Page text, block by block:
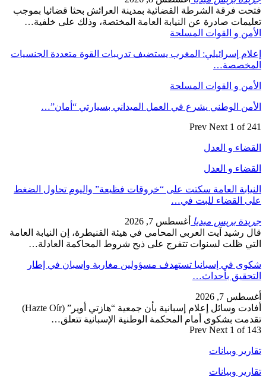
فتحت فرقة الشرطة القضائية بمدينة العرائش بحثا قضائيا بموجب
تعليمات صادرة عن النيابة العامة المختصة، وذلك على خلفية…
الأمن و القوات المسلحة
إعلام إسرائيلي: المغرب يستضيف تدريبات القوة متعددة الجنسيات
المخصصة…
الأمن و القوات المسلحة
الأمن الوطني يشرع في العمل الميداني بسيارتي “أمان”…
Prev Next 1 of 241
القضاء و العدل
القضاء و العدل
النيابة العامة سكتت على “خروقات فظيعة” واليوم تحاول الضغط
على القضاء للبت في…
جريدة بريس ميديا أغسطس 7, 2026
قال رشيد آيت العربي المحامي في هيئة القنيطرة، إن النيابة العامة
التي ظلت لسنوات تتفرج على ذبح شروط المحاكمة العادلة…
شكوى في إسبانيا تستهدف مسؤولين مغاربة وإسبان في إطار
التحقيق بأحداث…
أغسطس 7, 2026
أفادت وسائل إعلام إسبانية بأن جمعية “هازتي أوير” (Hazte Oír)
تقدمت بشكوى أمام المحكمة الوطنية الإسبانية تتعلق…
Prev Next 1 of 143
تقارير وبيانات
تقارير وبيانات